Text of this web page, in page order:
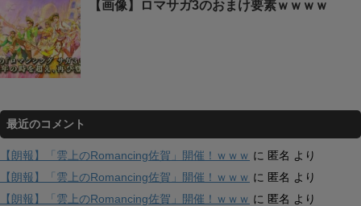
【画像】ロマサガ3のおまけ要素ｗｗｗｗ
最近のコメント
【朗報】「雲上のRomancing佐賀」開催！ｗｗｗ に 匿名 より
【朗報】「雲上のRomancing佐賀」開催！ｗｗｗ に 匿名 より
【朗報】「雲上のRomancing佐賀」開催！ｗｗｗ に 匿名 より